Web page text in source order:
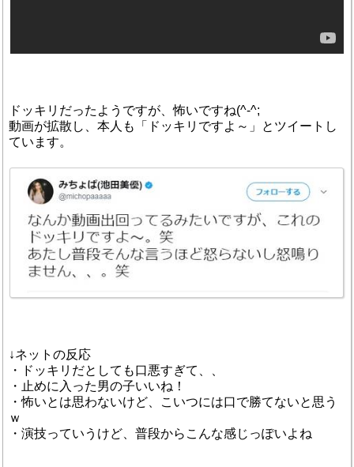
ドッキリだったようですが、怖いですね(^-^;
動画が拡散し、本人も「ドッキリですよ～」とツイートし
ています。
↓ネットの反応
・ドッキリだとしても口悪すぎて、、
・止めに入った男の子いいね！
・怖いとは思わないけど、こいつには口で勝てないと思う
ｗ
・演技っていうけど、普段からこんな感じっぽいよね